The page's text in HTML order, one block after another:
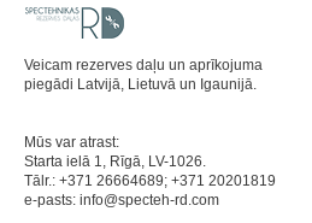
Veicam rezerves daļu un aprīkojuma
piegādi Latvijā, Lietuvā un Igaunijā.
Mūs var atrast:
Starta ielā 1, Rīgā, LV-1026.
Tālr.: +371 26664689; +371 20201819
e-pasts: info@specteh-rd.com